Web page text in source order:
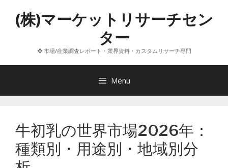
へ
(株)マーケットリサーチセン
ター
❖ 市場/産業調査レポート・業界資料・カスタムリサーチ専門
Menu
牛初乳の世界市場2026年：
種類別・用途別・地域別分